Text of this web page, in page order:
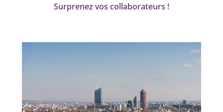
Surprenez vos collaborateurs !